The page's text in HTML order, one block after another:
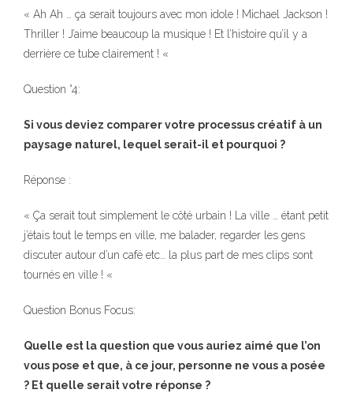
« Ah Ah … ça serait toujours avec mon idole ! Michael Jackson !
Thriller ! J’aime beaucoup la musique ! Et l’histoire qu’il y a
derrière ce tube clairement ! «
Question °4:
Si vous deviez comparer votre processus créatif à un
paysage naturel, lequel serait-il et pourquoi ?
Réponse :
« Ça serait tout simplement le côté urbain ! La ville … étant petit
j’étais tout le temps en ville, me balader, regarder les gens
discuter autour d’un café etc… la plus part de mes clips sont
tournés en ville ! «
Question Bonus Focus:
Quelle est la question que vous auriez aimé que l’on
vous pose et que, à ce jour, personne ne vous a posée
? Et quelle serait votre réponse ?